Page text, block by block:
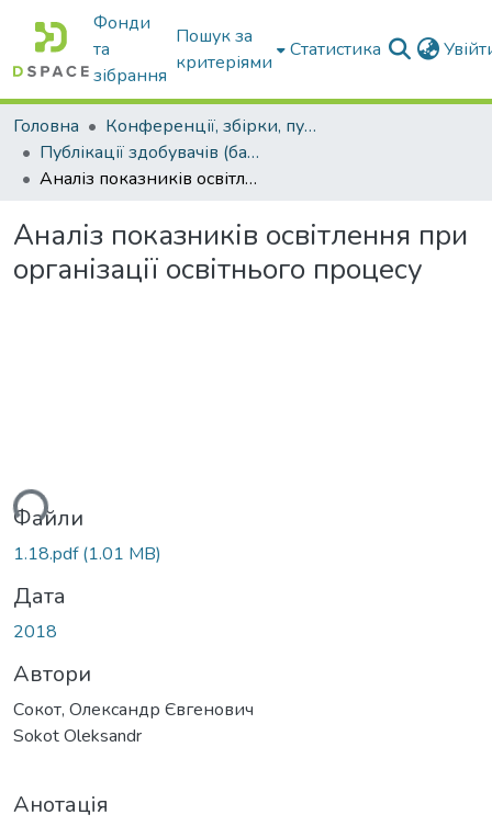
Фонди
та
зібрання
Пошук за
критеріями
Статистика
Головна
Конференції, збірки, публікації молодих вчених і здобувачів : магістрів, бакалаврів, аспірантів.
Публікації здобувачів (бакалаврів. магістрів, аспірантів)
Аналіз показників освітлення при організації освітнього процесу
Аналіз показників освітлення при
організації освітнього процесу
Файли
1.18.pdf(1.01 MB)
Дата
2018
Автори
Сокот, Олександр Євгенович
Sokot Oleksandr
Анотація